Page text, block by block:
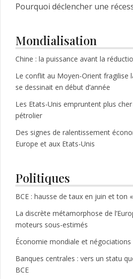
Pourquoi déclencher une
Mondialisation
Chine : la puissance avant la
Le conflit au Moyen-Orient fragilise
se dessinait en début d’année
Les Etats-Unis empruntent plus
pétrolier
Des signes de ralentissement
Europe et aux Etats-Unis
Politiques
BCE : hausse de taux en juin et ton
La discrète métamorphose de
moteurs sous-estimés
Économie mondiale et
Banques centrales : vers un statu
BCE